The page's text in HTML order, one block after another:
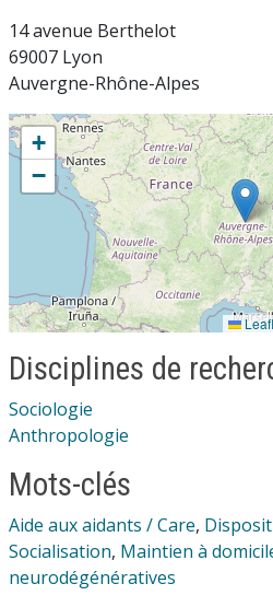
14 avenue Berthelot
69007 Lyon
Auvergne-Rhône-Alpes
+
−
Disciplines de
Sociologie
Anthropologie
Mots-clés
Aide aux aidants / Care,
Socialisation, Maintien à
neurodégénératives